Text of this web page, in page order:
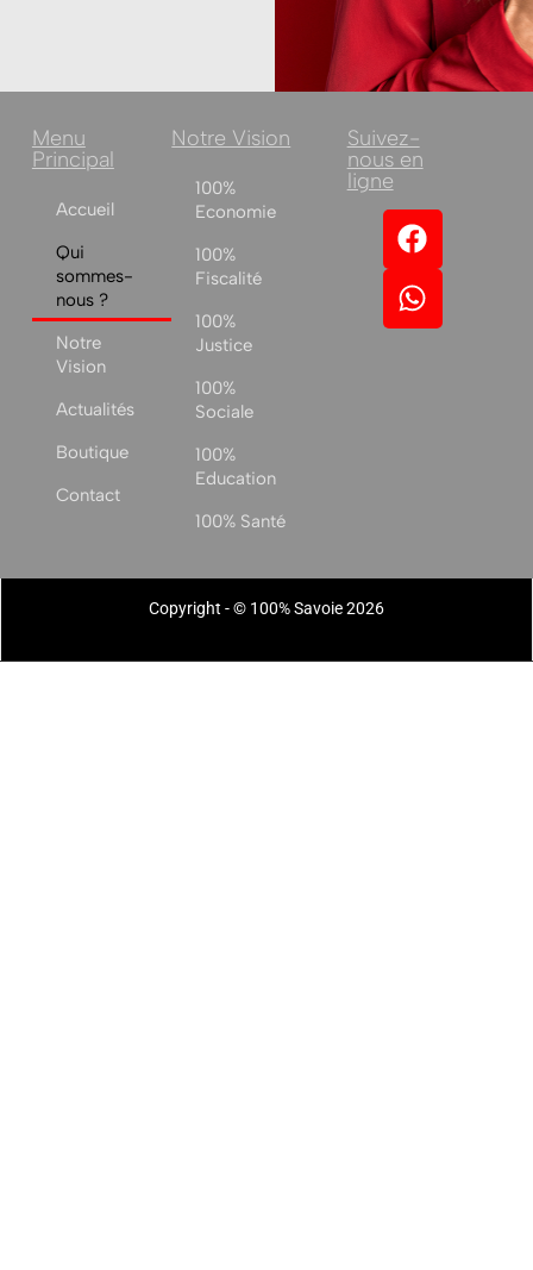
Menu
Principal
Accueil
Qui
sommes-
nous ?
Notre
Vision
Actualités
Boutique
Contact
Notre Vision
100%
Economie
100%
Fiscalité
100%
Justice
100%
Sociale
100%
Education
100% Santé
Suivez-
nous en
ligne
Copyright - © 100% Savoie 2026